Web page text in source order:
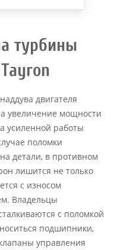
турбины
двигателя
увеличение мощности
усиленной работы
поломки
детали, в противном
лишится не только
с износом
Владельцы
с поломкой
подшипники,
управления